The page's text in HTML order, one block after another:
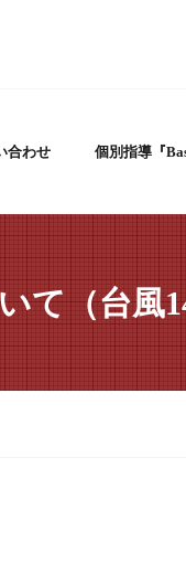
合わせ 個別指導『
て（台風